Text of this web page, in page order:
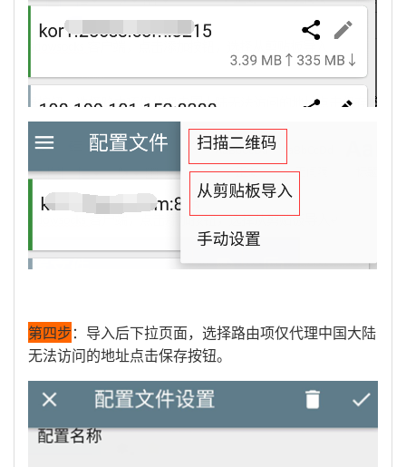
第四步：导入后下拉页面，选择路由项仅代理中国大陆
无法访问的地址点击保存按钮。